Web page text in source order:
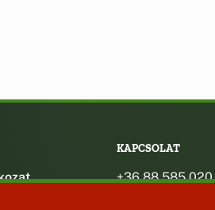
KAPCSOLAT
+36 88 585 020